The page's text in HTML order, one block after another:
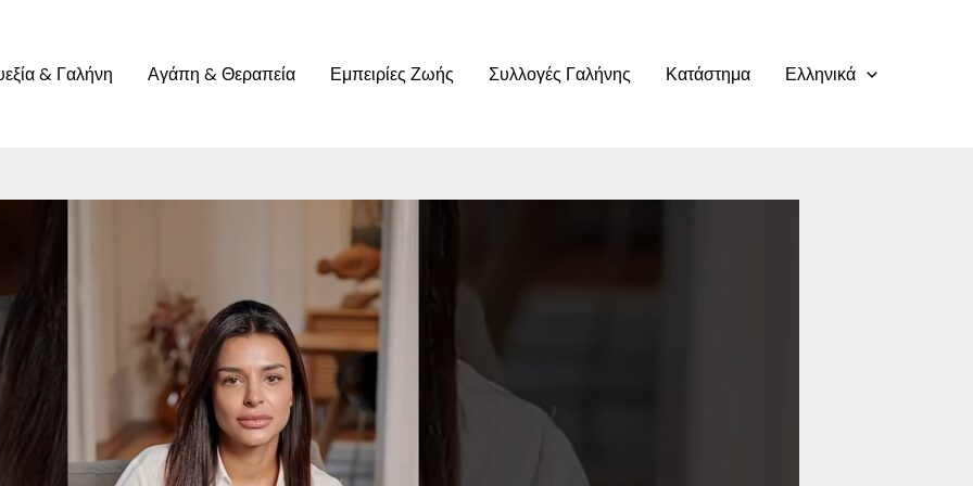
& Γαλήνη Αγάπη & Θεραπεία Εμπειρίες Ζωής Συλλογές Γαλήνης Κατάστημα Ελληνικά